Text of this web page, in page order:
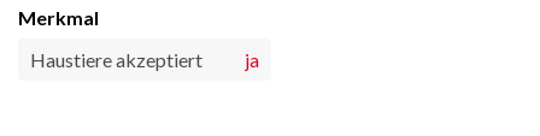
Merkmal
Haustiere akzeptiert
ja